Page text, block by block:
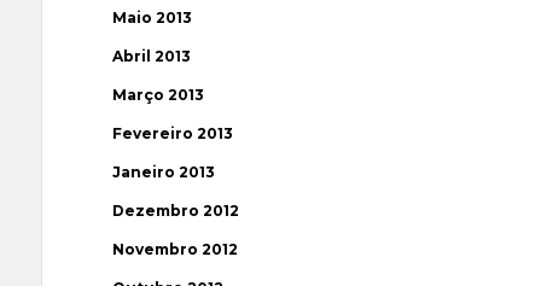
Maio 2013
Abril 2013
Março 2013
Fevereiro 2013
Janeiro 2013
Dezembro 2012
Novembro 2012